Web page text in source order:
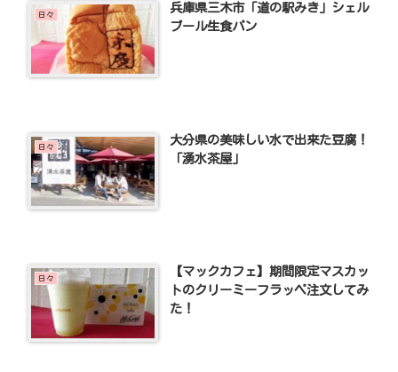
日々
兵庫県三木市「道の駅みき」シェル
ブール生食パン
日々
大分県の美味しい水で出来た豆腐！
「湧水茶屋」
日々
【マックカフェ】期間限定マスカッ
トのクリーミーフラッペ注文してみ
た！